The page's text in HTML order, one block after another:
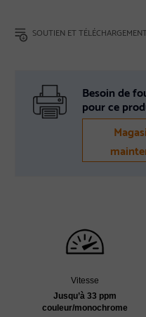
SOUTIEN ET
Besoin de
pour ce
Vitesse
Jusqu’à 33 ppm
couleur/monochrome